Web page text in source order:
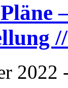
2022